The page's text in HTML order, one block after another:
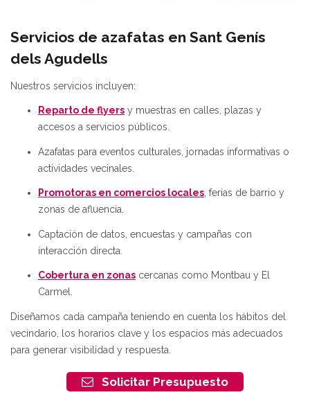
Servicios de azafatas en Sant Genís
dels Agudells
Nuestros servicios incluyen:
Reparto de flyers y muestras en calles, plazas y
accesos a servicios públicos.
Azafatas para eventos culturales, jornadas informativas o
actividades vecinales.
Promotoras en comercios locales, ferias de barrio y
zonas de afluencia.
Captación de datos, encuestas y campañas con
interacción directa.
Cobertura en zonas cercanas como Montbau y El
Carmel.
Diseñamos cada campaña teniendo en cuenta los hábitos del
vecindario, los horarios clave y los espacios más adecuados
para generar visibilidad y respuesta.
Solicitar Presupuesto